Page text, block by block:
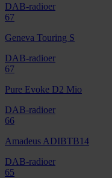
DAB-radioer
67
Geneva Touring S
DAB-radioer
67
Pure Evoke D2 Mio
DAB-radioer
66
Amadeus ADIBTB14
DAB-radioer
65